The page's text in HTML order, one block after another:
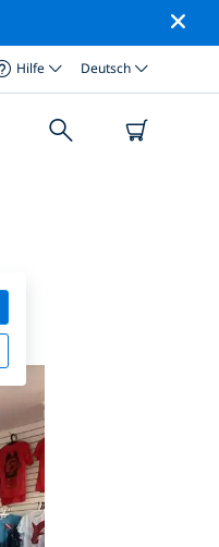
Hilfe Deutsch